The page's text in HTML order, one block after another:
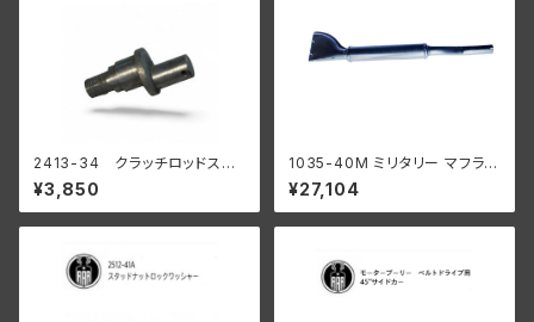
2413-34 クラッチロッドスタ
ッド 1934-37 R WL
陸王
¥3,850
1035-40M ミリタリー マフラー
ブラック
¥27,104